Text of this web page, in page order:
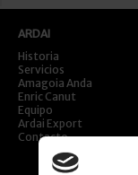
ARDAI
Historia
Servicios
Amagoia Anda
Enric Canut
Equipo
Ardai Export
Contacto